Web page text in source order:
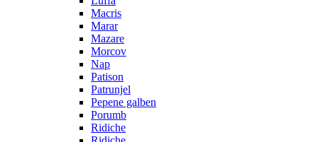
Macris
Marar
Mazare
Morcov
Nap
Patison
Patrunjel
Pepene galben
Porumb
Ridiche